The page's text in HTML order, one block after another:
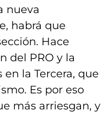
nueva
habrá que
Hace
del PRO y la
en la Tercera, que
Es por eso
más arriesgan, y